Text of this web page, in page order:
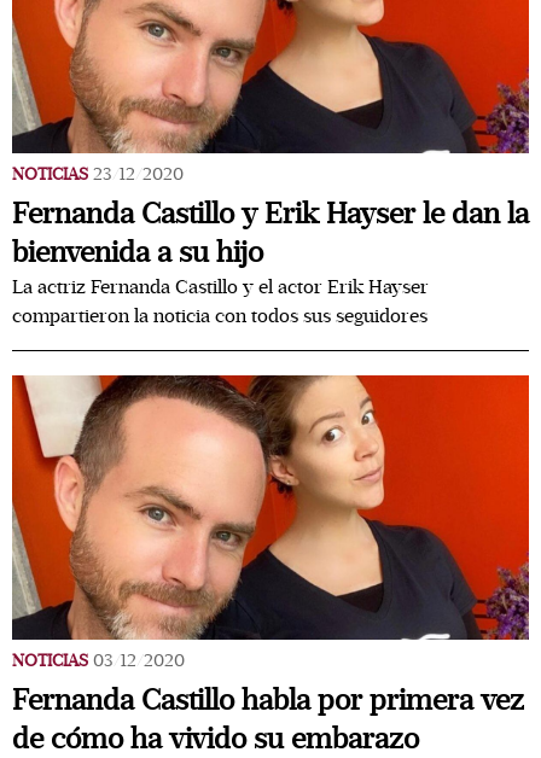
NOTICIAS 23/12/2020
Fernanda Castillo y Erik Hayser le dan la
bienvenida a su hijo
La actriz Fernanda Castillo y el actor Erik Hayser
compartieron la noticia con todos sus seguidores
NOTICIAS 03/12/2020
Fernanda Castillo habla por primera vez
de cómo ha vivido su embarazo